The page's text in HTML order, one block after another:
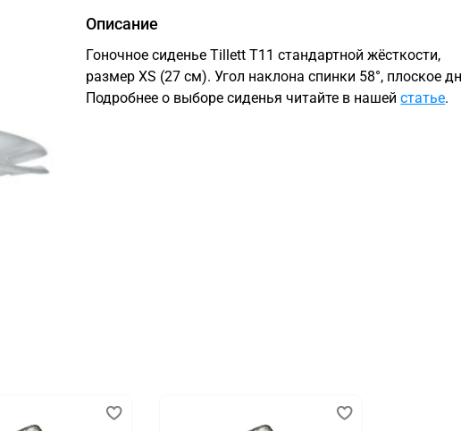
Описание
Гоночное сиденье Tillett T11 стандартной жёсткости,
размер XS (27 см). Угол наклона спинки 58°, плоское
Подробнее о выборе сиденья читайте в нашейстатье.